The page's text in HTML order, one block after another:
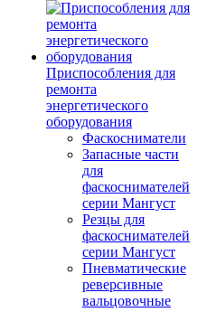
Приспособления для
ремонта
энергетического
оборудования
Фаскосниматели
Запасные части
для
фаскоснимателей
серии Мангуст
Резцы для
фаскоснимателей
серии Мангуст
Пневматические
реверсивные
вальцовочные